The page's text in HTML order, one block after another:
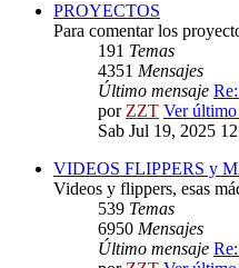
PROYECTOS
Para comentar los
191 Temas
4351 Mensajes
Último mensaje
porZZT Ver último
Sab Jul 19, 2025
VIDEOS FLIPPERS y
Videos y flippers, esas
539 Temas
6950 Mensajes
Último mensaje